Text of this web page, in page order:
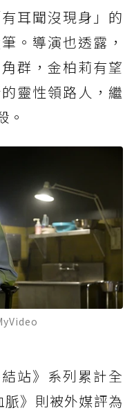
耳聞沒現身」的
。導演也透露，
群，金柏莉有望
靈性領路人，繼
。
站》系列累計全
》則被外媒評為